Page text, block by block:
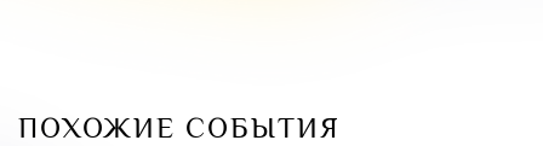
ПОХОЖИЕ СОБЫТИЯ